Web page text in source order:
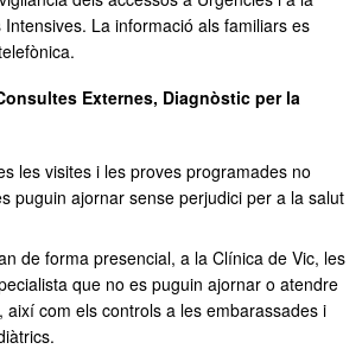
Intensives. La informació als familiars es
Externes, Diagnòstic per la
les visites i les proves programades no
puguin ajornar sense perjudici per a la salut
de forma presencial, a la Clínica de Vic, les
que no es puguin ajornar o atendre
així com els controls a les embarassades i